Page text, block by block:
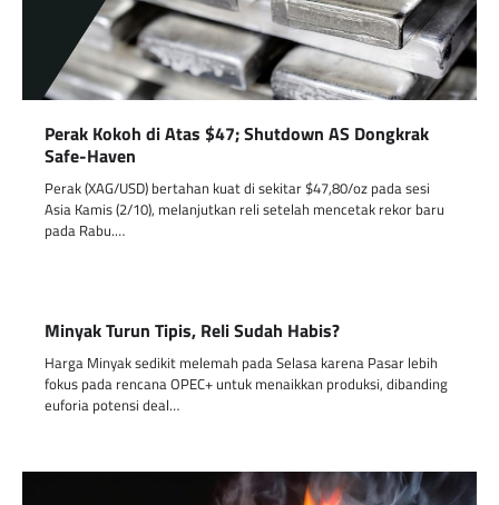
Perak Kokoh di Atas $47; Shutdown AS Dongkrak
Safe-Haven
Perak (XAG/USD) bertahan kuat di sekitar $47,80/oz pada sesi
Asia Kamis (2/10), melanjutkan reli setelah mencetak rekor baru
pada Rabu.…
Minyak Turun Tipis, Reli Sudah Habis?
Harga Minyak sedikit melemah pada Selasa karena Pasar lebih
fokus pada rencana OPEC+ untuk menaikkan produksi, dibanding
euforia potensi deal…